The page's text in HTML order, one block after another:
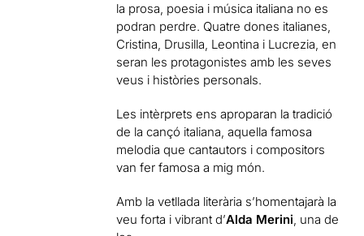
la prosa, poesia i música italiana no es
podran perdre. Quatre dones italianes,
Cristina, Drusilla, Leontina i Lucrezia, en
seran les protagonistes amb les seves
veus i històries personals.
Les intèrprets ens aproparan la tradició
de la cançó italiana, aquella famosa
melodia que cantautors i compositors
van fer famosa a mig món.
Amb la vetllada literària s’homentajarà la
veu forta i vibrant d’Alda Merini, una de